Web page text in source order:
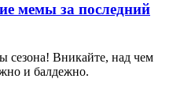
мемы за последний
сезона! Вникайте, над чем
и балдежно.